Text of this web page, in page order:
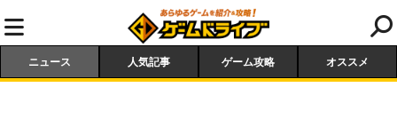
ニュース 人気記事 ゲーム攻略 オススメ